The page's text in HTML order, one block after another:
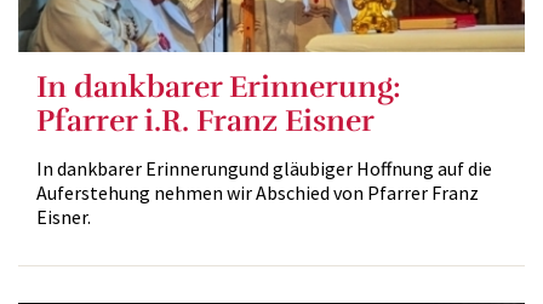
In dankbarer Erinnerung:
Pfarrer i.R. Franz Eisner
In dankbarer Erinnerungund gläubiger Hoffnung auf die
Auferstehung nehmen wir Abschied von Pfarrer Franz
Eisner.